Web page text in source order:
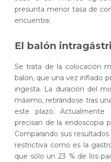
presunta menor tasa de
encuentra:
El balón
Se trata de la colocación
balón, que una vez inflado
ingesta. La duración del
máximo, retirándose tras
este plazo.
precisan de la endoscopia
Comparando sus
restrictiva como es la
que sólo un 23 % de los